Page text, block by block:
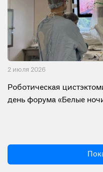
2 июля 2026
Роботическая
день форума «Белые